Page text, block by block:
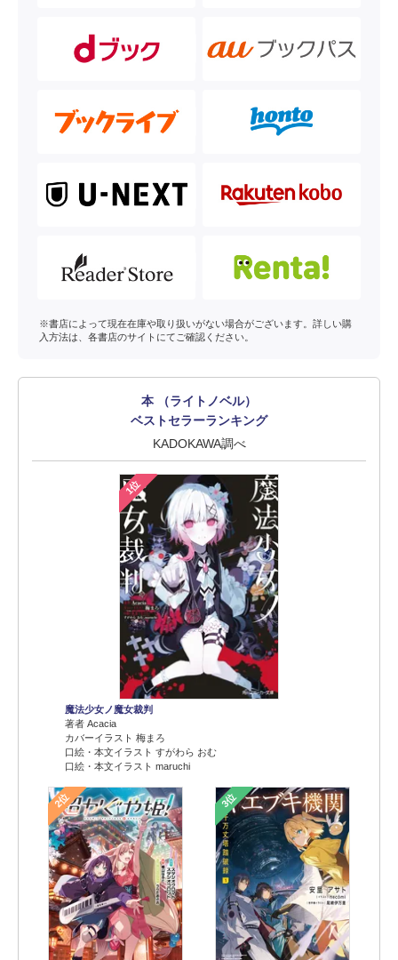
※書店によって現在在庫や取り扱いがない場合がございます。詳しい購
入方法は、各書店のサイトにてご確認ください。
本 （ライトノベル）
ベストセラーランキング
KADOKAWA調べ
1位
魔法少女ノ魔女裁判
著者 Acacia
カバーイラスト 梅まろ
口絵・本文イラスト すがわら おむ
口絵・本文イラスト maruchi
2位 3位